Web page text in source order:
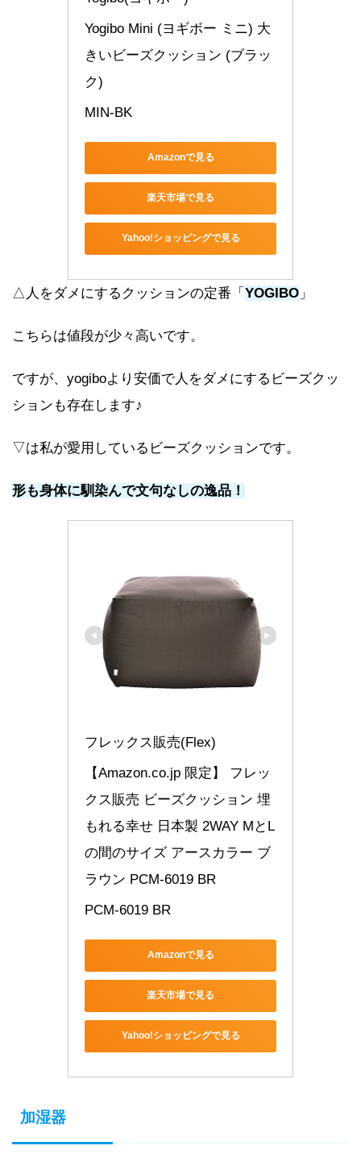
Yogibo Mini (ヨギボー ミニ) 大
きいビーズクッション (ブラッ
ク)
MIN-BK
Amazonで見る
楽天市場で見る
Yahoo!ショッピングで見る
△人をダメにするクッションの定番「 YOGIBO 」
こちらは値段が少々高いです。
ですが、yogiboより安価で人をダメにするビーズクッ
ションも存在します♪
▽は私が愛用しているビーズクッションです。
形も身体に馴染んで文句なしの逸品！
フレックス販売(Flex)
【Amazon.co.jp 限定】 フレッ
クス販売 ビーズクッション 埋
もれる幸せ 日本製 2WAY MとL
の間のサイズ アースカラー ブ
ラウン PCM-6019 BR
PCM-6019 BR
Amazonで見る
楽天市場で見る
Yahoo!ショッピングで見る
加湿器